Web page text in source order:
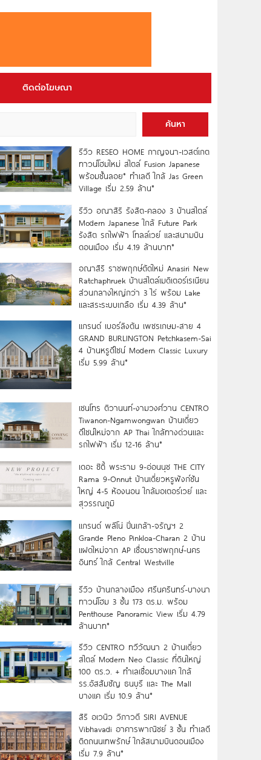
ติดต่อโฆษณา
ค้นหา
รีวิว RESEO HOME กาญจนา-เวสต์เกต
ทาวน์โฮมใหม่ สไตล์ Fusion Japanese
พร้อมชั้นลอย* ทำเลดี ใกล้ Jas Green
Village เริ่ม 2.59 ล้าน*
รีวิว อณาสิริ รังสิต-คลอง 3 บ้านสไตล์
Modern Japanese ใกล้ Future Park
รังสิต รถไฟฟ้า โทลล์เวย์ และสนามบิน
ดอนเมือง เริ่ม 4.19 ล้านบาท*
อณาสิริ ราชพฤกษ์ตัดใหม่ Anasiri New
Ratchaphruek บ้านสไตล์เมดิเตอร์เรเนียน
ส่วนกลางใหญ่กว่า 3 ไร่ พร้อม Lake
และสระระบบเกลือ เริ่ม 4.39 ล้าน*
แกรนด์ เบอร์ลิงตัน เพชรเกษม-สาย 4
GRAND BURLINGTON Petchkasem-Sai
4 บ้านหรูดีไซน์ Modern Classic Luxury
เริ่ม 5.99 ล้าน*
เซนโทร ติวานนท์-งามวงศ์วาน CENTRO
Tiwanon-Ngamwongwan บ้านเดี่ยว
ดีไซน์ใหม่จาก AP Thai ใกล้ทางด่วนและ
รถไฟฟ้า เริ่ม 12-16 ล้าน*
เดอะ ซิตี้ พระราม 9-อ่อนนุช THE CITY
Rama 9-Onnut บ้านเดี่ยวหรูฟังก์ชัน
ใหญ่ 4-5 ห้องนอน ใกล้มอเตอร์เวย์ และ
สุวรรณภูมิ
แกรนด์ พลีโน่ ปิ่นเกล้า-จรัญฯ 2
Grande Pleno Pinkloa-Charan 2 บ้าน
แฝดใหม่จาก AP เชื่อมราชพฤกษ์-นคร
อินทร์ ใกล้ Central Westville
รีวิว บ้านกลางเมือง ศรีนครินทร์-บางนา
ทาวน์โฮม 3 ชั้น 173 ตร.ม. พร้อม
Penthouse Panoramic View เริ่ม 4.79
ล้านบาท*
รีวิว CENTRO ทวีวัฒนา 2 บ้านเดี่ยว
สไตล์ Modern Neo Classic ที่ดินใหญ่
100 ตร.ว. + ทำเลเชื่อมบางแค ใกล้
รร.อัสสัมชัญ ธนบุรี และ The Mall
บางแค เริ่ม 10.9 ล้าน*
สิริ อเวนิว วิภาวดี SIRI AVENUE
Vibhavadi อาคารพาณิชย์ 3 ชั้น ทำเลดี
ติดถนนเทพรักษ์ ใกล้สนามบินดอนเมือง
เริ่ม 7.9 ล้าน*